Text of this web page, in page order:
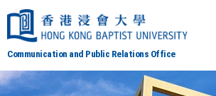
Communication and Public Relations Office